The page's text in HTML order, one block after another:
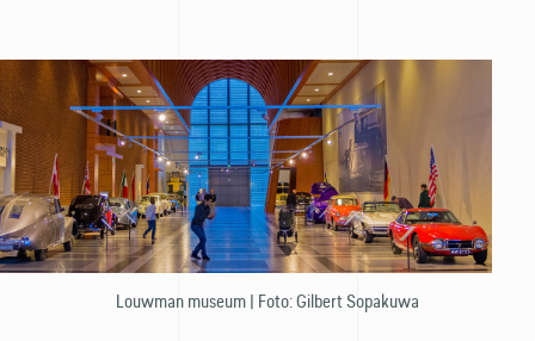
Louwman museum | Foto: Gilbert Sopakuwa